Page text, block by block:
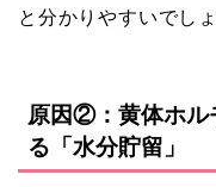
と分かりやすいでしょ
原因②：黄体ホル
る「水分貯留」